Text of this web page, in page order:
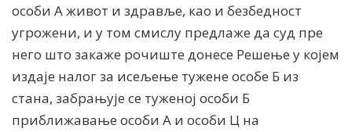
особи А живот и здравље, као и безбедност
угрожени, и у том смислу предлаже да суд пре
него што закаже рочиште донесе Решење у којем
издаје налог за исељење тужене особе Б из
стана, забрањује се туженој особи Б
приближавање особи А и особи Ц на